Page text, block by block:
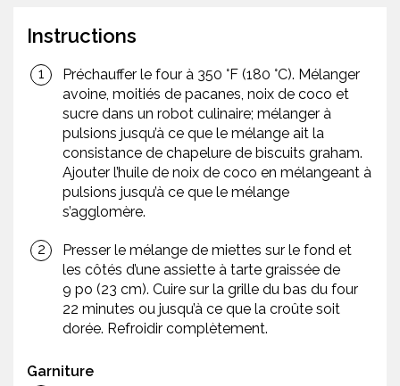
Instructions
Préchauffer le four à 350 °F (180 °C). Mélanger
avoine, moitiés de pacanes, noix de coco et
sucre dans un robot culinaire; mélanger à
pulsions jusqu’à ce que le mélange ait la
consistance de chapelure de biscuits graham.
Ajouter l’huile de noix de coco en mélangeant à
pulsions jusqu’à ce que le mélange
s’agglomère.
Presser le mélange de miettes sur le fond et
les côtés d’une assiette à tarte graissée de
9 po (23 cm). Cuire sur la grille du bas du four
22 minutes ou jusqu’à ce que la croûte soit
dorée. Refroidir complètement.
Garniture